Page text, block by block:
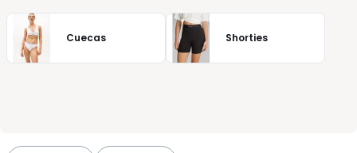
Cuecas Shorties